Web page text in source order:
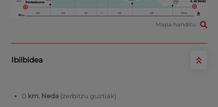
Mapa handitu
Ibilbidea
0 km. Neda (zerbitzu guztiak)